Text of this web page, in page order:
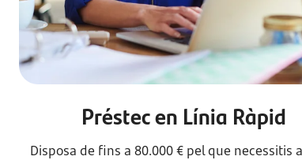
Préstec en Línia Ràpid
Disposa de fins a 80.000 € pel que necessitis